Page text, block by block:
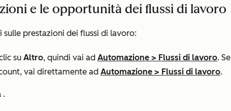
e le opportunità dei flussi di lavoro
sulle prestazioni dei flussi di lavoro:
su Altro, quindi vai ad Automazione > Flussi di lavoro. Se
vai direttamente ad Automazione > Flussi di lavoro.
.